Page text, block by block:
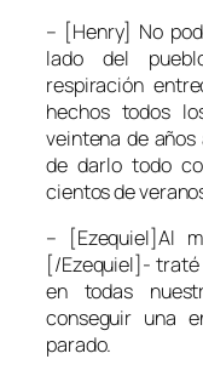
– [Henry] No
lado del
respiración
hechos todos
veintena de
de darlo todo
cientos de
– [Ezequiel]Al
[/Ezequiel]- traté
en todas
conseguir una
parado.